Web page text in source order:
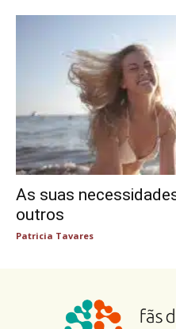
As suas
outros
Patricia Tavares